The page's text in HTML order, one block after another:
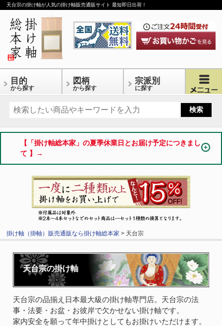
天台宗の掛け軸が人気の掛け軸販売通販サイト 最短即日出荷！
目的
から探す
図柄
から探す
宗派別
に探す
【「掛け軸総本家」の夏季休業日とお届け予定につきまし
て 】→
掛け軸（掛軸）販売通販なら掛け軸総本家 > 天台宗
天台宗の掛け軸
天台宗の品揃え日本最大級の掛け軸専門店。天台宗の法
事・法要・お盆・お彼岸で欠かせない掛け軸です。
家内安全を願って年中掛けとしてもお掛けいただけます。